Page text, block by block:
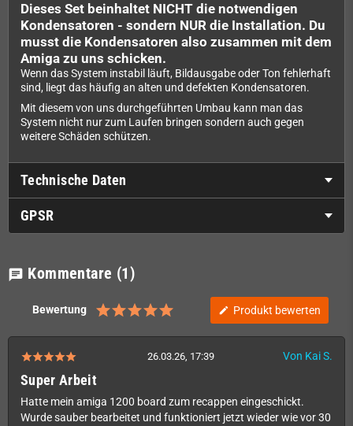
Dieses Set beinhaltet NICHT die notwendigen
Kondensatoren - sondern NUR die Installation. Du
musst die Kondensatoren also zusammen mit dem
Amiga zu uns schicken.
Wenn das System instabil läuft, Bildausgabe oder Ton fehlerhaft
sind, liegt das häufig an alten und defekten Kondensatoren.
Mit diesem von uns durchgeführten Umbau kann man das
System nicht nur zum Laufen bringen sondern auch gegen
weitere Schäden schützen.
Technische Daten
GPSR
chat Kommentare (1)
Bewertung edit Produkt bewerten
26.03.26, 17:39 Von Kai S.
Super Arbeit
Hatte mein amiga 1200 board zum recappen eingeschickt.
Wurde sauber bearbeitet und funktioniert jetzt wieder wie vor 30